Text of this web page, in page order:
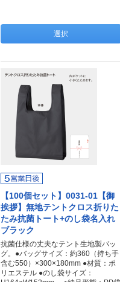
選択
【100個セット】0031-01【御
挨拶】無地テントクロス折りた
たみ抗菌トート+のし袋名入れ
ブラック
抗菌仕様の丈夫なテント生地製バッ
グ。●バッグサイズ：約360（持ち手
含む550）×300×180mm ●材質：ポ
リエステル ●のし袋サイズ：